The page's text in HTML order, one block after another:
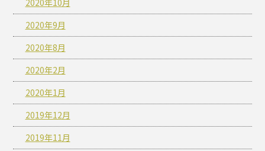
2020年9月
2020年8月
2020年2月
2020年1月
2019年12月
2019年11月